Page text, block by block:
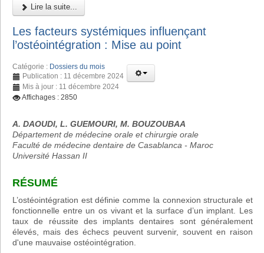
Lire la suite...
Les facteurs systémiques influençant
l’ostéointégration : Mise au point
Catégorie : Dossiers du mois
Publication : 11 décembre 2024
Mis à jour : 11 décembre 2024
Affichages : 2850
A. DAOUDI, L. GUEMOURI, M. BOUZOUBAA
Département de médecine orale et chirurgie orale
Faculté de médecine dentaire de Casablanca - Maroc
Université Hassan II
RÉSUMÉ
L’ostéointégration est définie comme la connexion structurale et
fonctionnelle entre un os vivant et la surface d’un implant. Les
taux de réussite des implants dentaires sont généralement
élevés, mais des échecs peuvent survenir, souvent en raison
d'une mauvaise ostéointégration.